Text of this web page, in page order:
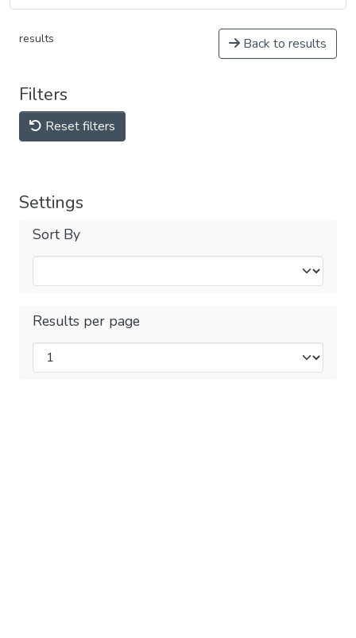
results Back to results
Filters
Reset filters
Settings
Sort By
Results per page